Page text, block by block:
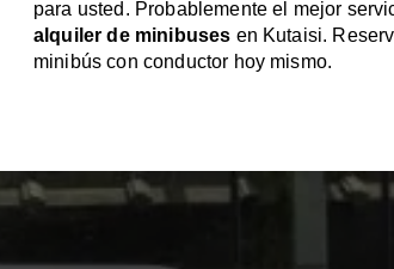
para usted. Probablemente el mejor
alquiler de minibuses en Kutaisi.
minibús con conductor hoy mismo.